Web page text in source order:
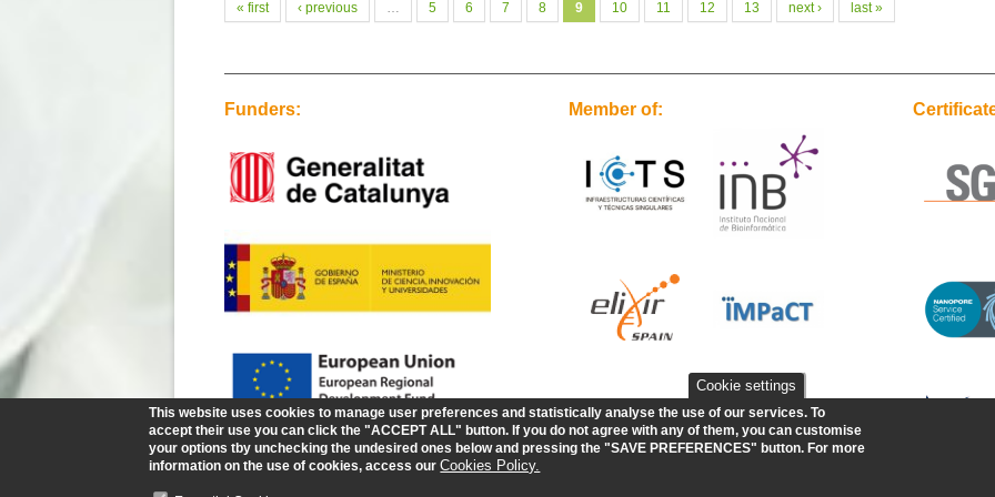
Pages
« first ‹ previous … 5 6 7 8 9 10 11 12 13 next › last »
Funders: Member of:
Cookie settings
This website uses cookies to manage user preferences and statistically analyse the use of our services. To
accept their use you can click the "ACCEPT ALL" button. If you do not agree with any of them, you can customise
your options tby unchecking the undesired ones below and pressing the "SAVE PREFERENCES" button. For more
information on the use of cookies, access our Cookies Policy.